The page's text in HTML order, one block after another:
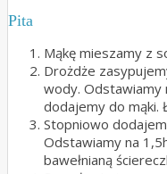
Pita
Mąkę mieszamy z
Drożdże
wody. Odstawiamy
dodajemy do mąki.
Stopniowo
Odstawiamy na
bawełnianą